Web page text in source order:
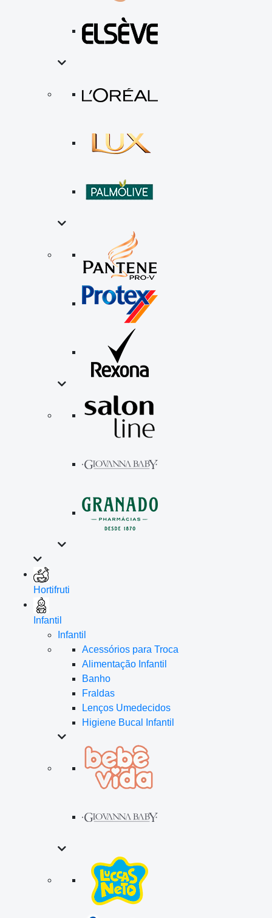
Hortifruti
Infantil
Infantil
Acessórios para Troca
Alimentação Infantil
Banho
Fraldas
Lenços Umedecidos
Higiene Bucal Infantil